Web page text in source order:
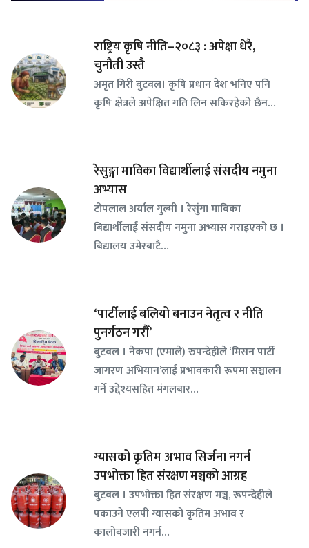
राष्ट्रिय कृषि नीति–२०८३ : अपेक्षा धेरै,
चुनौती उस्तै
अमृत गिरी बुटवल। कृषि प्रधान देश भनिए पनि
कृषि क्षेत्रले अपेक्षित गति लिन सकिरहेको छैन…
रेसुङ्गा माविका विद्यार्थीलाई संसदीय नमुना
अभ्यास
टोपलाल अर्याल गुल्मी । रेसुंगा माविका
बिद्यार्थीलाई संसदीय नमुना अभ्यास गराइएको छ ।
बिद्यालय उमेरबाटै…
‘पार्टीलाई बलियो बनाउन नेतृत्व र नीति
पुनर्गठन गरौँ’
बुटवल । नेकपा (एमाले) रुपन्देहीले ‘मिसन पार्टी
जागरण अभियान’लाई प्रभावकारी रूपमा सञ्चालन
गर्ने उद्देश्यसहित मंगलबार…
ग्यासको कृतिम अभाव सिर्जना नगर्न
उपभोक्ता हित संरक्षण मञ्चको आग्रह
बुटवल । उपभोक्ता हित संरक्षण मञ्च, रूपन्देहीले
पकाउने एलपी ग्यासको कृतिम अभाव र
कालोबजारी नगर्न…